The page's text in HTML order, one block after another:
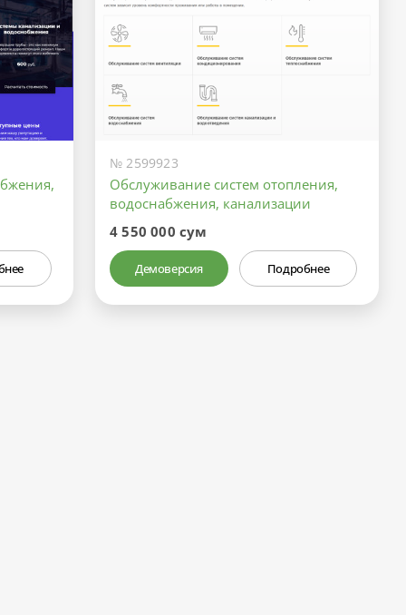
№ 2599923
Обслуживание систем отопления,
водоснабжения, канализации
4 550 000 сум
Демоверсия Подробнее